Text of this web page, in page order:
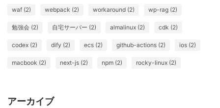
waf (2) webpack (2) workaround (2) wp-rag (2)
勉強会 (2) 自宅サーバー (2) almalinux (2) cdk (2)
codex (2) dify (2) ecs (2) github-actions (2) ios (2)
macbook (2) next-js (2) npm (2) rocky-linux (2)
アーカイブ